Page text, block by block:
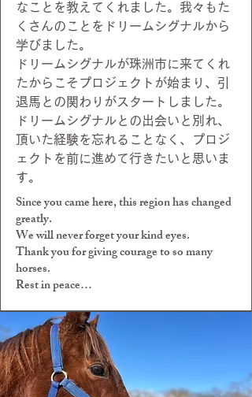
なことを教えてくれました。我々もた
くさんのことをドリームシグナルから
学びました。
ドリームシグナルが珠洲市に来てくれ
たからこそプロジェクトが始まり、引
退馬との関わりがスタートしました。
ドリームシグナルとの出会いと別れ、
頂いた経験を忘れることなく、プロジ
ェクトを前に進めて行きたいと思いま
す。
Since you came here, this region has changed
greatly.
We will never forget your kind eyes.
Thank you for giving courage to so many
horses.
Rest in peace…